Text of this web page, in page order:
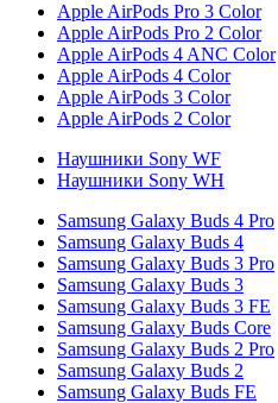
Apple AirPods Pro 3 Color
Apple AirPods Pro 2 Color
Apple AirPods 4 ANC Color
Apple AirPods 4 Color
Apple AirPods 3 Color
Apple AirPods 2 Color
Наушники Sony WF
Наушники Sony WH
Samsung Galaxy Buds 4 Pro
Samsung Galaxy Buds 4
Samsung Galaxy Buds 3 Pro
Samsung Galaxy Buds 3
Samsung Galaxy Buds 3 FE
Samsung Galaxy Buds Core
Samsung Galaxy Buds 2 Pro
Samsung Galaxy Buds 2
Samsung Galaxy Buds FE